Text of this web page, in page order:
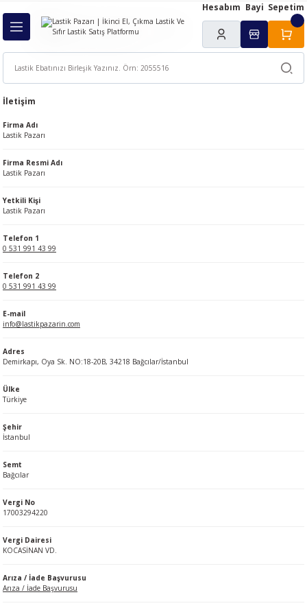
Geri Dön
Hesabım Bayi Sepetim
İletişim
Firma Adı
Lastik Pazarı
Firma Resmi Adı
Lastik Pazarı
Yetkili Kişi
Lastik Pazarı
Telefon 1
0 531 991 43 99
Telefon 2
0 531 991 43 99
E-mail
info@lastikpazarin.com
Adres
Demirkapı, Oya Sk. NO:18-20B, 34218 Bağcılar/İstanbul
Ülke
Türkiye
Şehir
İstanbul
Semt
Bağcılar
Vergi No
17003294220
Vergi Dairesi
KOCASİNAN VD.
Arıza / İade Başvurusu
Arıza / İade Başvurusu